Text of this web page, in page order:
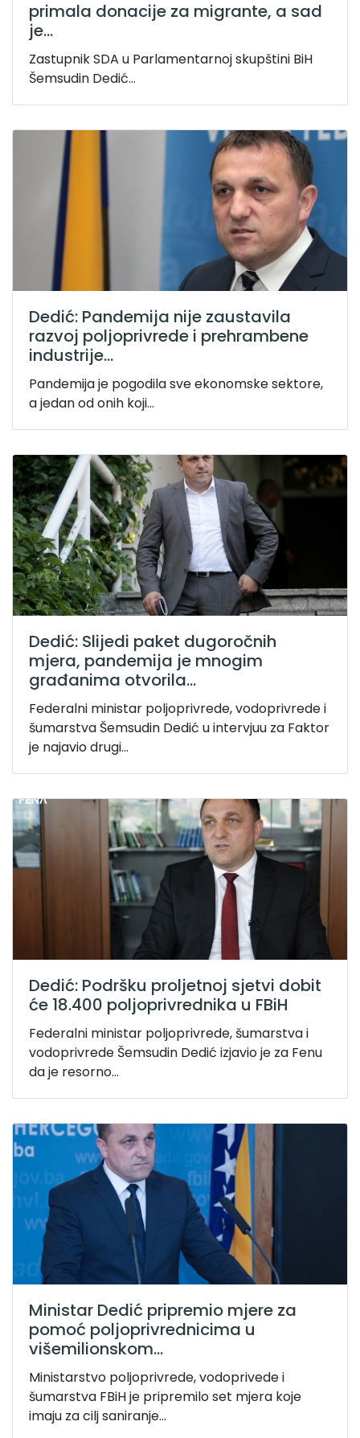
primala donacije za migrante, a sad
je...
Zastupnik SDA u Parlamentarnoj skupštini BiH
Šemsudin Dedić...
Dedić: Pandemija nije zaustavila
razvoj poljoprivrede i prehrambene
industrije...
Pandemija je pogodila sve ekonomske sektore,
a jedan od onih koji...
Dedić: Slijedi paket dugoročnih
mjera, pandemija je mnogim
građanima otvorila...
Federalni ministar poljoprivrede, vodoprivrede i
šumarstva Šemsudin Dedić u intervjuu za Faktor
je najavio drugi...
Dedić: Podršku proljetnoj sjetvi dobit
će 18.400 poljoprivrednika u FBiH
Federalni ministar poljoprivrede, šumarstva i
vodoprivrede Šemsudin Dedić izjavio je za Fenu
da je resorno...
Ministar Dedić pripremio mjere za
pomoć poljoprivrednicima u
višemilionskom...
Ministarstvo poljoprivrede, vodoprivede i
šumarstva FBiH je pripremilo set mjera koje
imaju za cilj saniranje...